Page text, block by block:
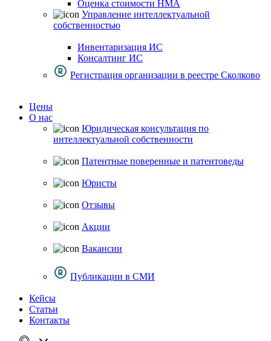
Оценка стоимости НМА
Управление интеллектуальной
собственностью
Инвентаризация ИС
Консалтинг ИС
Регистрация организации в реестре Сколково
Цены
О нас
Юридическая консультация по
интеллектуальной собственности
Патентные поверенные и патентоведы
Юристы
Отзывы
Акции
Вакансии
Публикации в СМИ
Кейсы
Статьи
Контакты